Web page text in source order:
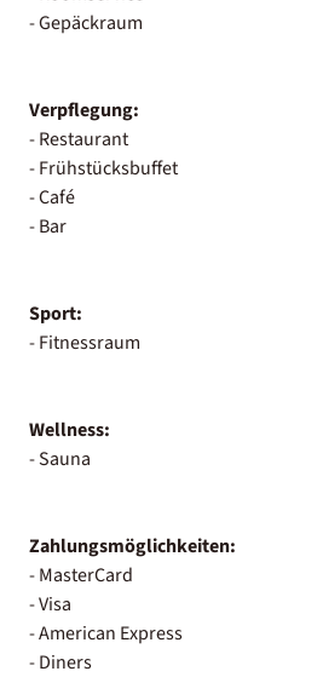
- Gepäckraum
Verpflegung:
- Restaurant
- Frühstücksbuffet
- Café
- Bar
Sport:
- Fitnessraum
Wellness:
- Sauna
Zahlungsmöglichkeiten:
- MasterCard
- Visa
- American Express
- Diners